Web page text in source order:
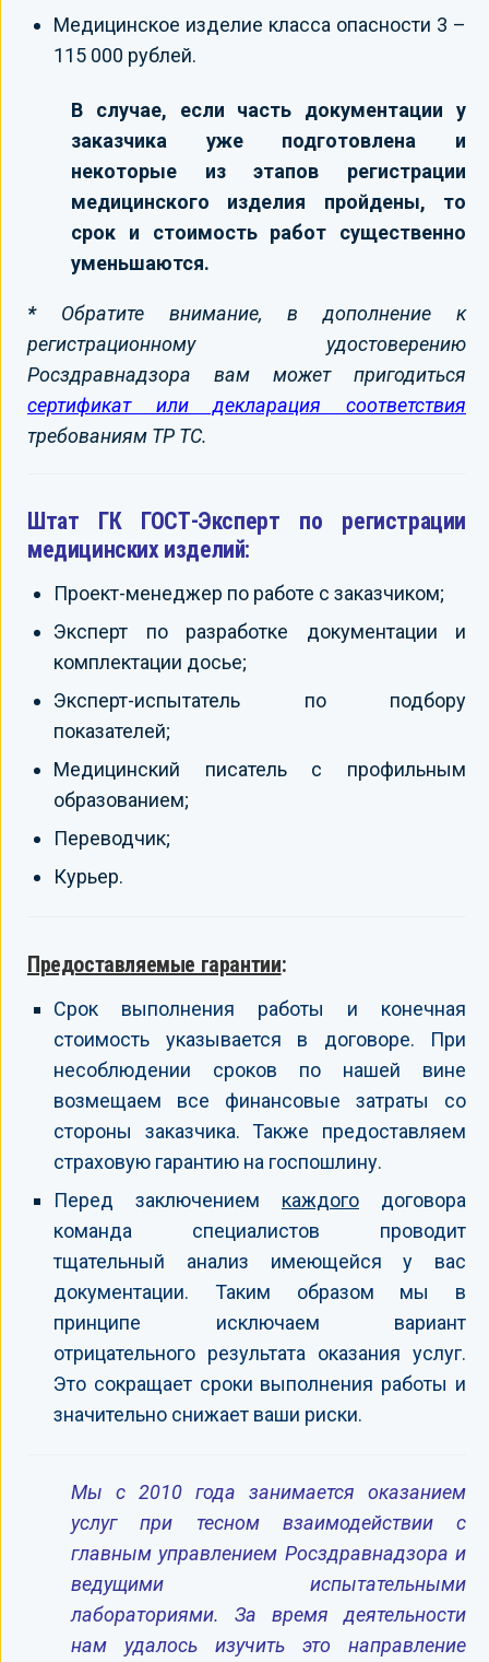
Медицинское изделие класса опасности 3 –
115 000 рублей.
В случае, если часть документации у
заказчика уже подготовлена и
некоторые из этапов регистрации
медицинского изделия пройдены, то
срок и стоимость работ существенно
уменьшаются.
*Обратите внимание, в дополнение к
регистрационному удостоверению
Росздравнадзора вам может пригодиться
сертификат или декларация соответствия
требованиям ТР ТС.
Штат ГК ГОСТ-Эксперт по регистрации
медицинских изделий:
Проект-менеджер по работе с заказчиком;
Эксперт по разработке документации и
комплектации досье;
Эксперт-испытатель по подбору
показателей;
Медицинский писатель с профильным
образованием;
Переводчик;
Курьер.
Предоставляемые гарантии:
Срок выполнения работы и конечная
стоимость указывается в договоре. При
несоблюдении сроков по нашей вине
возмещаем все финансовые затраты со
стороны заказчика. Также предоставляем
страховую гарантию на госпошлину.
Перед заключением каждого договора
команда специалистов проводит
тщательный анализ имеющейся у вас
документации. Таким образом мы в
принципе исключаем вариант
отрицательного результата оказания услуг.
Это сокращает сроки выполнения работы и
значительно снижает ваши риски.
Мы с 2010 года занимается оказанием
услуг при тесном взаимодействии с
главным управлением Росздравнадзора и
ведущими испытательными
лабораториями. За время деятельности
нам удалось изучить это направление